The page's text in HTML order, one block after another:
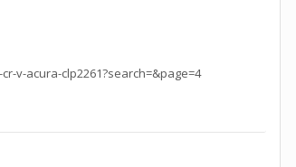
v-acura-clp2261?search=&page=4